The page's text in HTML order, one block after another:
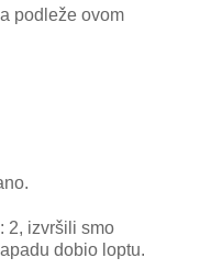
podleže ovom
2, izvršili smo
dobio loptu.